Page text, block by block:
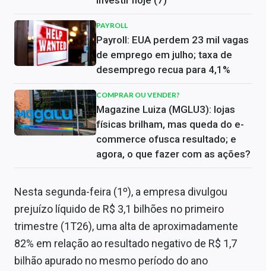
PAYROLL
Payroll: EUA perdem 23 mil vagas
de emprego em julho; taxa de
desemprego recua para 4,1%
COMPRAR OU VENDER?
Magazine Luiza (MGLU3): lojas
físicas brilham, mas queda do e-
commerce ofusca resultado; e
agora, o que fazer com as ações?
Nesta segunda-feira (1º), a empresa divulgou
prejuízo líquido de R$ 3,1 bilhões no primeiro
trimestre (1T26), uma alta de aproximadamente
82% em relação ao resultado negativo de R$ 1,7
bilhão apurado no mesmo período do ano